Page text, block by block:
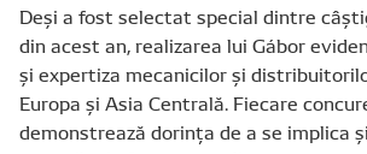
Deși a fost selectat special dintre
din acest an, realizarea lui Gábor
și expertiza mecanicilor și
Europa și Asia Centrală. Fiecare
demonstrează dorința de a se implica